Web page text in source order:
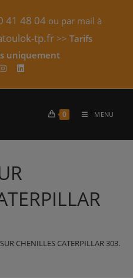
41 48 04 ou par mail à
tp.fr>> Tarifs
uniquement​
0 MENU
CHENILLES CATERPILLAR 303.5